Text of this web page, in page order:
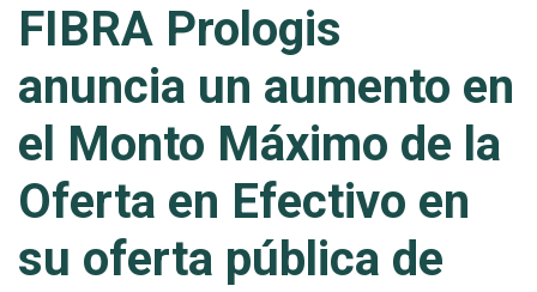
FIBRA Prologis
anuncia un aumento en
el Monto Máximo de la
Oferta en Efectivo en
su oferta pública de